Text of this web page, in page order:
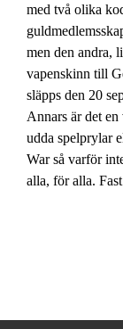
med två olika
men den andra,
vapenskinn till
släpps den 20
Annars är det
udda spelprylar
War så varför
alla, för alla.